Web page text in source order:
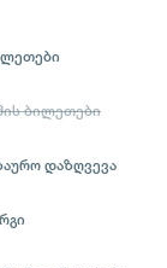
ბილეთები
დაზღვევა